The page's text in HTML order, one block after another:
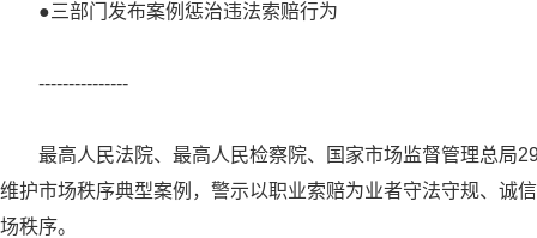
●三部门发布案例惩治违法索赔行为
---------------
最高人民法院、最高人民检察院、国家市场监督管理总局
维护市场秩序典型案例，警示以职业索赔为业者守法守规、诚
场秩序。